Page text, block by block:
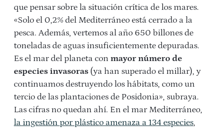
que pensar sobre la situación crítica de los mares.
«Solo el 0,2% del Mediterráneo está cerrado a la
pesca. Además, vertemos al año 650 billones de
toneladas de aguas insuficientemente depuradas.
Es el mar del planeta con mayor número de
especies invasoras (ya han superado el millar), y
continuamos destruyendo los hábitats, como un
tercio de las plantaciones de Posidonia», subraya.
Las cifras no quedan ahí. En el mar Mediterráneo,
la ingestión por plástico amenaza a 134 especies,